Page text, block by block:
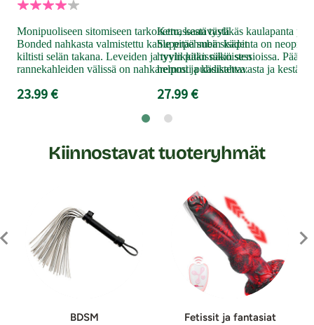
Monipuoliseen sitomiseen tarkoitettu, kestävästä
Bonded nahkasta valmistettu kahle pitää subin kädet
kiltisti selän takana. Leveiden ja tyylikkään näköisten
rannekahleiden välissä on nahkaremmi ja käsikahva.
23.99 €
Kerrassaan tyylikäs kaulapanta
Superpehmeä sisäpinta on
hyvin pitkissäkin sessioissa.
helposti puhdistettavasta ja
27.99 €
Kiinnostavat tuoteryhmät
BDSM Fetissit ja fan­ta­si­at